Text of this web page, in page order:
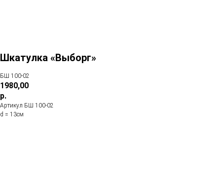
Шкатулка «Выборг»
БШ 100-02
1980,00
р.
Артикул БШ 100-02
d = 13см